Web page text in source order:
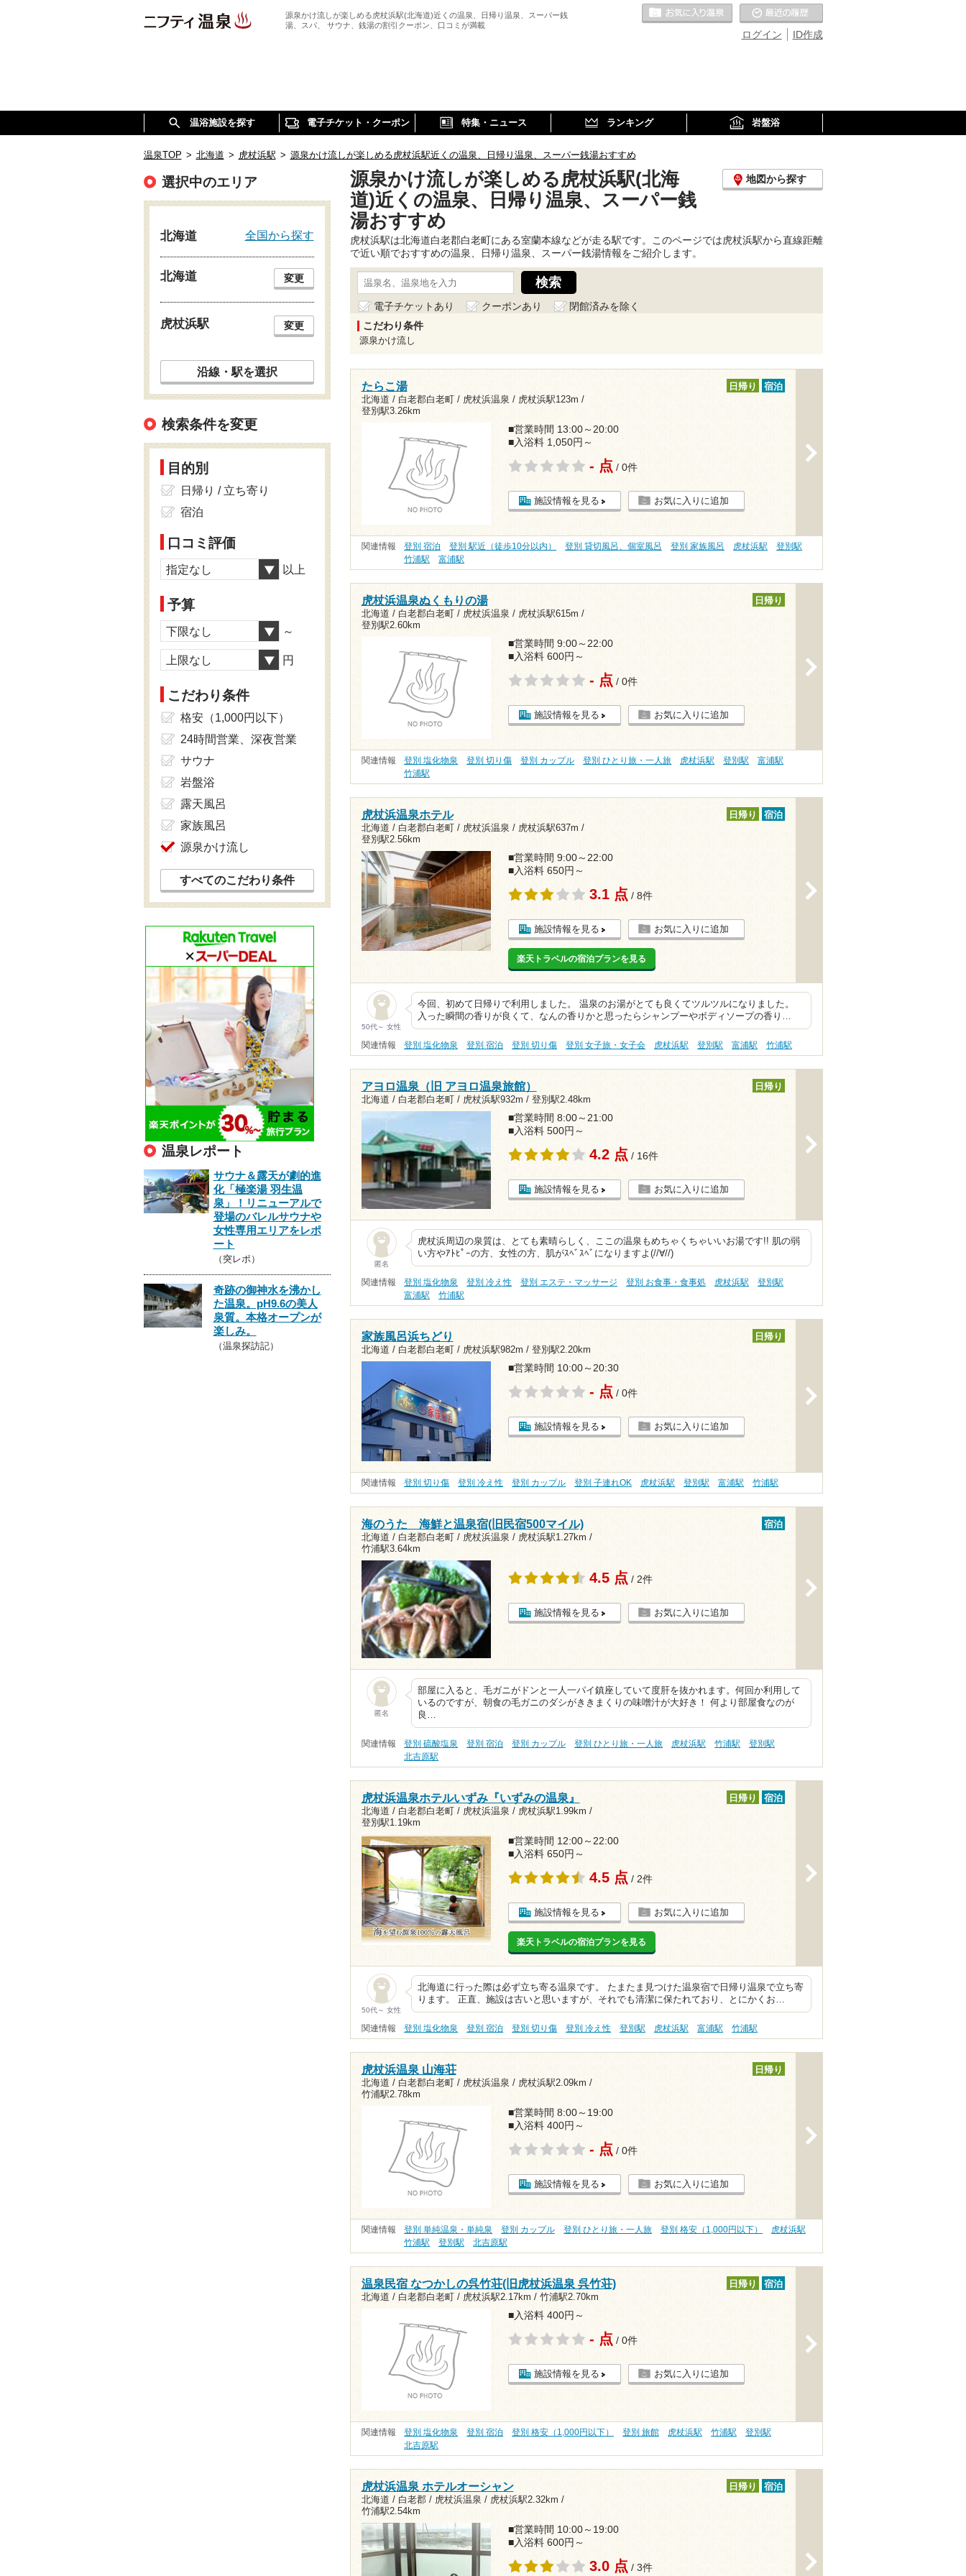
源泉かけ流しが楽しめる虎杖浜駅(北海道)近くの温泉、日帰り温泉、スーパー銭
湯、スパ、 サウナ、銭湯の割引クーポン、口コミが満載
ID作成
ログイン
お気に入りの温泉
温浴施設を探す 電子チケット・クーポン 特集・ニュース ランキング 岩盤浴
温泉TOP > 北海道 > 虎杖浜駅 > 源泉かけ流しが楽しめる虎杖浜駅近くの温泉、日帰り温泉、スーパー銭湯おすすめ
源泉かけ流しが楽しめる虎杖浜駅(北海
道)近くの温泉、日帰り温泉、スーパー銭
湯おすすめ
地図から探す
虎杖浜駅は北海道白老郡白老町にある室蘭本線などが走る駅です。このページでは虎杖浜駅から直線距離
で近い順でおすすめの温泉、日帰り温泉、スーパー銭湯情報をご紹介します。
電子チケットあり クーポンあり
閉館済みを除く
こだわり条件
源泉かけ流し
たらこ湯
北海道 / 白老郡白老町 / 虎杖浜温泉 / 虎杖浜駅123m /
登別駅3.26km
日帰り 宿泊
■営業時間 13:00～20:00
■入浴料 1,050円～
- 点 / 0件
施設情報を見る お気に入りに追加
関連情報 登別 宿泊 登別 駅近（徒歩10分以内） 登別 貸切風呂、個室風呂 登別 家族風呂 虎杖浜駅
登別駅
竹浦駅
富浦駅
虎杖浜温泉ぬくもりの湯
北海道 / 白老郡白老町 / 虎杖浜温泉 / 虎杖浜駅615m /
登別駅2.60km
日帰り
■営業時間 9:00～22:00
■入浴料 600円～
- 点 / 0件
施設情報を見る お気に入りに追加
関連情報 登別 塩化物泉 登別 切り傷 登別 カップル 登別 ひとり旅・一人旅 虎杖浜駅 登別駅
富浦駅
竹浦駅
虎杖浜温泉ホテル
北海道 / 白老郡白老町 / 虎杖浜温泉 / 虎杖浜駅637m /
登別駅2.56km
日帰り 宿泊
■営業時間 9:00～22:00
■入浴料 650円～
3.1 点 / 8件
施設情報を見る お気に入りに追加
楽天トラベルの宿泊プランを見る
50代～ 女性
今回、初めて日帰りで利用しました。 温泉のお湯がとても良くてツルツルになりました。
入った瞬間の香りが良くて、なんの香りかと思ったらシャンプーやボディソープの香り…
関連情報 登別 塩化物泉 登別 宿泊 登別 切り傷 登別 女子旅・女子会 虎杖浜駅 登別駅 富浦駅 竹浦駅
アヨロ温泉（旧 アヨロ温泉旅館）
北海道 / 白老郡白老町 / 虎杖浜駅932m / 登別駅2.48km
日帰り
■営業時間 8:00～21:00
■入浴料 500円～
4.2 点 / 16件
施設情報を見る お気に入りに追加
匿名
虎杖浜周辺の泉質は、とても素晴らしく、ここの温泉もめちゃくちゃいいお湯です!! 肌の弱
い方やｱﾄﾋﾟｰの方、女性の方、肌がｽﾍﾞｽﾍﾞになりますよ(//∀//)
関連情報 登別 塩化物泉 登別 冷え性 登別 エステ・マッサージ 登別 お食事・食事処 虎杖浜駅
登別駅
富浦駅
竹浦駅
家族風呂浜ちどり
北海道 / 白老郡白老町 / 虎杖浜駅982m / 登別駅2.20km
日帰り
■営業時間 10:00～20:30
- 点 / 0件
施設情報を見る お気に入りに追加
関連情報 登別 切り傷 登別 冷え性 登別 カップル 登別 子連れOK 虎杖浜駅 登別駅 富浦駅 竹浦駅
海のうた 海鮮と温泉宿(旧民宿500マイル)
北海道 / 白老郡白老町 / 虎杖浜温泉 / 虎杖浜駅1.27km /
竹浦駅3.64km
宿泊
4.5 点 / 2件
施設情報を見る お気に入りに追加
匿名
部屋に入ると、毛ガニがドンと一人一パイ鎮座していて度肝を抜かれます。何回か利用して
いるのですが、朝食の毛ガニのダシがききまくりの味噌汁が大好き！ 何より部屋食なのが
良…
関連情報 登別 硫酸塩泉 登別 宿泊 登別 カップル 登別 ひとり旅・一人旅 虎杖浜駅 竹浦駅
登別駅
北吉原駅
虎杖浜温泉ホテルいずみ『いずみの温泉』
北海道 / 白老郡白老町 / 虎杖浜温泉 / 虎杖浜駅1.99km /
登別駅1.19km
日帰り 宿泊
■営業時間 12:00～22:00
■入浴料 650円～
4.5 点 / 2件
施設情報を見る お気に入りに追加
楽天トラベルの宿泊プランを見る
50代～ 女性
北海道に行った際は必ず立ち寄る温泉です。 たまたま見つけた温泉宿で日帰り温泉で立ち寄
ります。 正直、施設は古いと思いますが、それでも清潔に保たれており、とにかくお…
関連情報 登別 塩化物泉 登別 宿泊 登別 切り傷 登別 冷え性 登別駅 虎杖浜駅 富浦駅 竹浦駅
虎杖浜温泉 山海荘
北海道 / 白老郡白老町 / 虎杖浜温泉 / 虎杖浜駅2.09km /
竹浦駅2.78km
日帰り
■営業時間 8:00～19:00
■入浴料 400円～
- 点 / 0件
施設情報を見る お気に入りに追加
関連情報 登別 単純温泉・単純泉 登別 カップル 登別 ひとり旅・一人旅 登別 格安（1,000円以下）
虎杖浜駅
竹浦駅
登別駅 北吉原駅
温泉民宿 なつかしの呉竹荘(旧虎杖浜温泉 呉竹荘)
北海道 / 白老郡白老町 / 虎杖浜駅2.17km / 竹浦駅2.70km
日帰り 宿泊
■入浴料 400円～
- 点 / 0件
施設情報を見る お気に入りに追加
関連情報 登別 塩化物泉 登別 宿泊 登別 格安（1,000円以下） 登別 旅館 虎杖浜駅 竹浦駅
登別駅
北吉原駅
虎杖浜温泉 ホテルオーシャン
北海道 / 白老郡 / 虎杖浜温泉 / 虎杖浜駅2.32km /
竹浦駅2.54km
日帰り 宿泊
■営業時間 10:00～19:00
■入浴料 600円～
3.0 点 / 3件
選択中のエリア
北海道 全国から探す
北海道 変更
虎杖浜駅 変更
沿線・駅を選択
検索条件を変更
目的別
日帰り / 立ち寄り
宿泊
口コミ評価
指定なし 以上
予算
下限なし ～
上限なし 円
こだわり条件
格安（1,000円以下）
24時間営業、深夜営業
サウナ
岩盤浴
露天風呂
家族風呂
源泉かけ流し
すべてのこだわり条件
温泉レポート
サウナ＆露天が劇的進
化「極楽湯 羽生温
泉」！リニューアルで
登場のバレルサウナや
女性専用エリアをレポ
ート
（突レポ）
奇跡の御神水を沸かし
た温泉。pH9.6の美人
泉質。本格オープンが
楽しみ。
（温泉探訪記）